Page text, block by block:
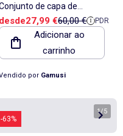
de capa de
edredão 100% algodão em
xadrez vichy, com capa de
- Gamusi
desdePreço de venda
27,99 €Preço de
60,00 € PDR
Adicionar ao
carrinho
por Gamusi
-63%
1/5